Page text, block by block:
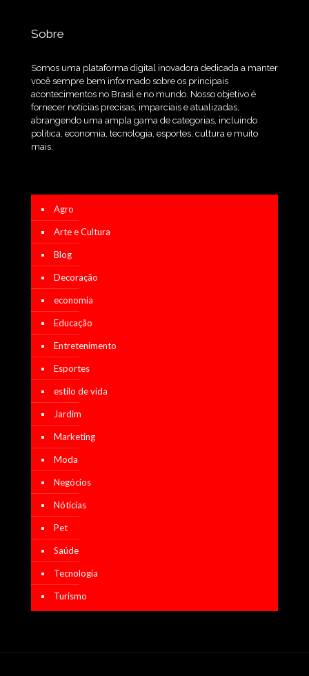
Sobre
Somos uma plataforma digital inovadora dedicada a manter
você sempre bem informado sobre os principais
acontecimentos no Brasil e no mundo. Nosso objetivo é
fornecer notícias precisas, imparciais e atualizadas,
abrangendo uma ampla gama de categorias, incluindo
política, economia, tecnologia, esportes, cultura e muito
mais.
Agro
Arte e Cultura
Blog
Decoração
economia
Educação
Entretenimento
Esportes
estilo de vida
Jardim
Marketing
Moda
Negócios
Nótícias
Pet
Saúde
Tecnologia
Turismo